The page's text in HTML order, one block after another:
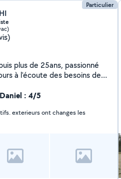
Particulier
plus de 25ans, passionné
à l'écoute des besoins de
régulier (tonte, taille de
d'abres ect.) - Création et
verts - Nettoyage de terrain,
En complément
Sérieux et
savoir-faire à votre service.
: 4/5
exterieurs ont changes les